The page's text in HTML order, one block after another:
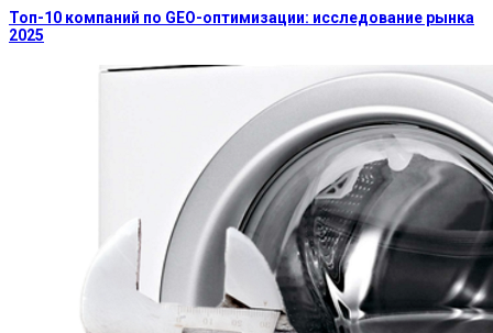
Топ-10 компаний по GEO-оптимизации: исследование рынка
2025